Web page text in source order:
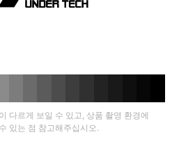
다르게 보일 수 있고, 상품 촬영 환경에
있는 점 참고해주십시오.